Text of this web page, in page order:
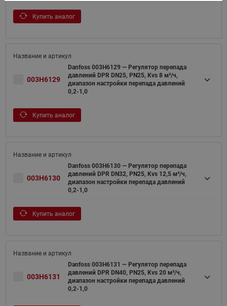
Купить аналог
003H6129
Danfoss 003H6129 — Регулятор перепада
давлений DPR DN25, PN25, Kvs 8 м³/ч,
диапазон настройки перепада давлений
0,2-1,0
Купить аналог
003H6130
Danfoss 003H6130 — Регулятор перепада
давлений DPR DN32, PN25, Kvs 12,5 м³/ч,
диапазон настройки перепада давлений
0,2-1,0
Купить аналог
003H6131
Danfoss 003H6131 — Регулятор перепада
давлений DPR DN40, PN25, Kvs 20 м³/ч,
диапазон настройки перепада давлений
0,2-1,0